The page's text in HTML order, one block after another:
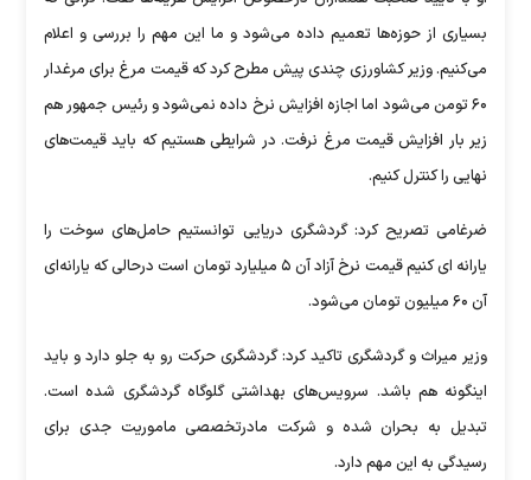
بسیاری از حوزه‌ها تعمیم داده می‌شود و ما این مهم را بررسی و اعلام
می‌کنیم. وزیر کشاورزی چندی پیش مطرح کرد که قیمت مرغ برای مرغدار
۶۰ تومن می‌شود اما اجازه افزایش نرخ داده نمی‌شود و رئیس جمهور هم
زیر بار افزایش قیمت مرغ نرفت. در شرایطی هستیم که باید قیمت‌های
نهایی را کنترل کنیم.
ضرغامی تصریح کرد: گردشگری دریایی توانستیم حامل‌های سوخت را
یارانه ای کنیم قیمت نرخ آزاد آن ۵ میلیارد تومان است درحالی که یارانه‌ای
آن ۶۰ میلیون تومان می‌شود.
وزیر میراث و گردشگری تاکید کرد: گردشگری حرکت رو به جلو دارد و باید
اینگونه هم باشد. سرویس‌های بهداشتی گلوگاه گردشگری شده است.
تبدیل به بحران شده و شرکت مادرتخصصی ماموریت جدی برای
رسیدگی به این مهم دارد.